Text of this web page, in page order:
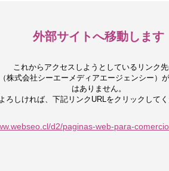
外部サイトへ移動します
これからアクセスしようとしているリンク先
株式会社シーエーメディアエージェンシー）
はありません。
ろしければ、下記リンクURLをクリックしてく
d2/paginas-web-para-